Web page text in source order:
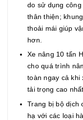
do sử dụng
thân thiện;
thoải mái giúp
hơn.
Xe nâng 10 tấn
cho quá trình
toàn ngay cả khi
tải trọng cao
Trang bị bộ dịch
hạ với các loại